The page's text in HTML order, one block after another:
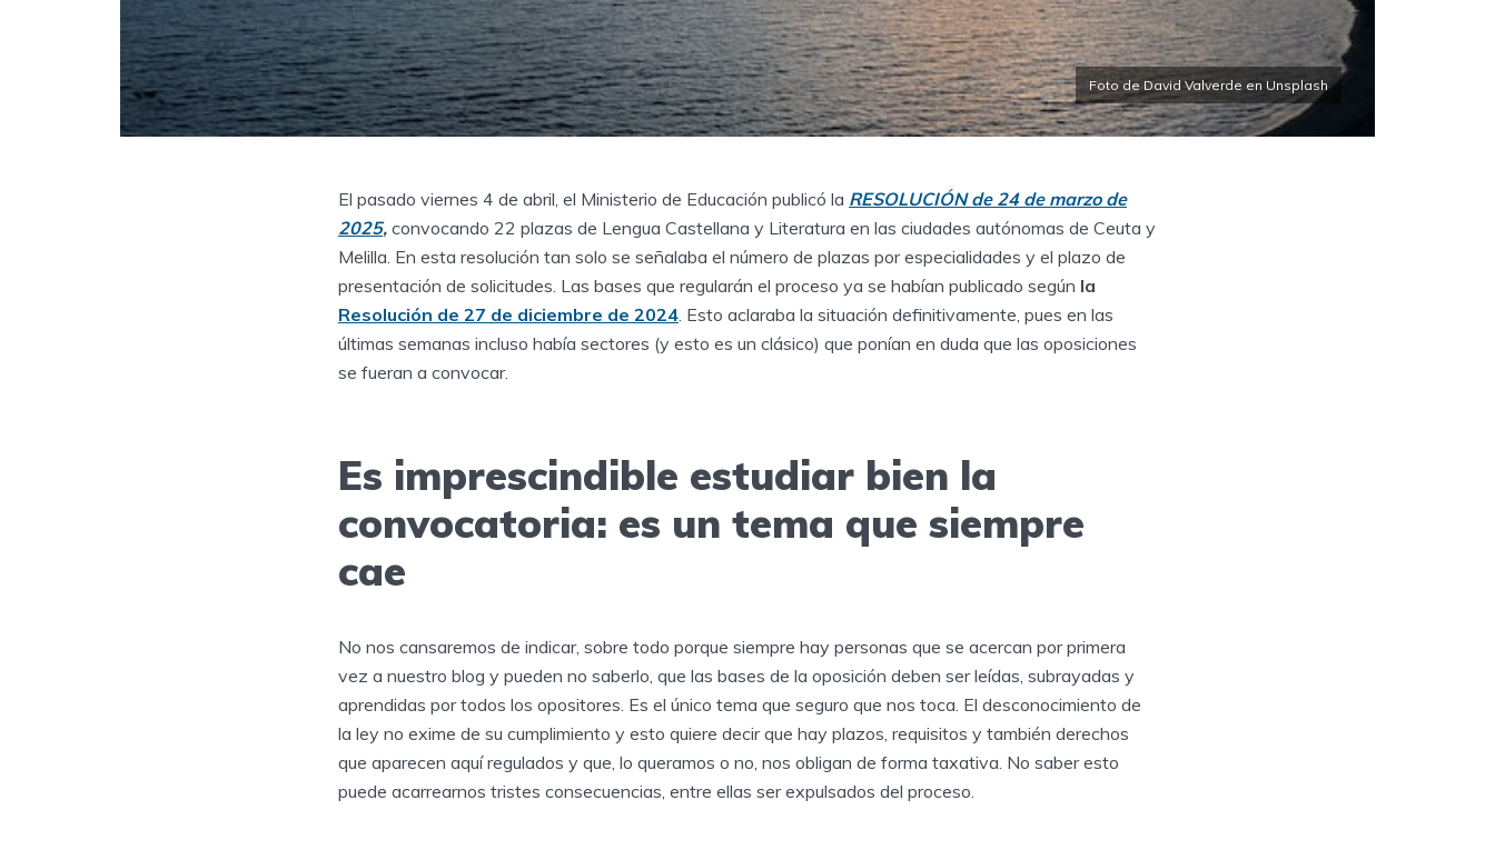
Foto de David Valverde en Unsplash
El pasado viernes 4 de abril, el Ministerio de Educación publicó la RESOLUCIÓN de 24 de marzo de
2025, convocando 22 plazas de Lengua Castellana y Literatura en las ciudades autónomas de Ceuta y
Melilla. En esta resolución tan solo se señalaba el número de plazas por especialidades y el plazo de
presentación de solicitudes. Las bases que regularán el proceso ya se habían publicado según la
Resolución de 27 de diciembre de 2024. Esto aclaraba la situación definitivamente, pues en las
últimas semanas incluso había sectores (y esto es un clásico) que ponían en duda que las oposiciones
se fueran a convocar.
Es imprescindible estudiar bien la
convocatoria: es un tema que siempre
cae
No nos cansaremos de indicar, sobre todo porque siempre hay personas que se acercan por primera
vez a nuestro blog y pueden no saberlo, que las bases de la oposición deben ser leídas, subrayadas y
aprendidas por todos los opositores. Es el único tema que seguro que nos toca. El desconocimiento de
la ley no exime de su cumplimiento y esto quiere decir que hay plazos, requisitos y también derechos
que aparecen aquí regulados y que, lo queramos o no, nos obligan de forma taxativa. No saber esto
puede acarrearnos tristes consecuencias, entre ellas ser expulsados del proceso.